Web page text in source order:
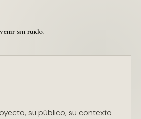
sin ruido.
su público, su contexto